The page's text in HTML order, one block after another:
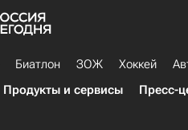
Биатлон ЗОЖ Хоккей
Продукты и сервисы Пресс-